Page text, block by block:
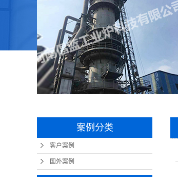
案例分类
客户案例
国外案例